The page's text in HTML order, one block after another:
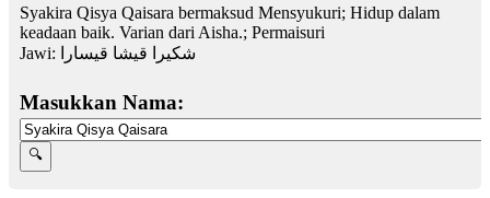
Syakira Qisya Qaisara bermaksud Mensyukuri; Hidup dalam
keadaan baik. Varian dari Aisha.; Permaisuri
Jawi:
شكيرا قيشا قيسارا
Masukkan Nama: